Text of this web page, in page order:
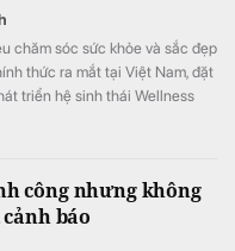
chăm sóc sức khỏe và sắc đẹp
thức ra mắt tại Việt Nam, đặt
triển hệ sinh thái Wellness
công nhưng không
báo